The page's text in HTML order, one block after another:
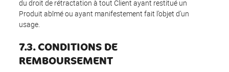
du droit de rétractation à tout Client ayant restitué un
Produit abîmé ou ayant manifestement fait l’objet d’un
usage.
7.3. CONDITIONS DE
REMBOURSEMENT